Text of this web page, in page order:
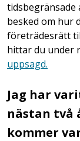
tidsbegränsade
besked om hur
företrädesrätt
hittar du under
uppsagd.
Jag har
nästan två
kommer